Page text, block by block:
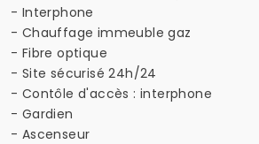
- Interphone
- Chauffage immeuble gaz
- Fibre optique
- Site sécurisé 24h/24
- Contôle d'accès : interphone
- Gardien
- Ascenseur